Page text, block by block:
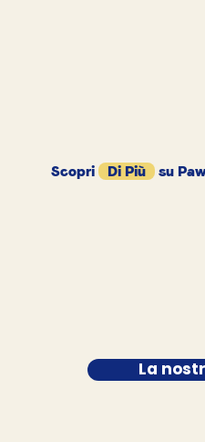
Scopri Di Più su
La